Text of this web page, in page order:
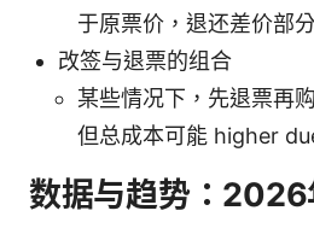
于原票价，退还差价部
改签与退票的组合
某些情况下，先退票再
但总成本可能 higher
数据与趋势：2026